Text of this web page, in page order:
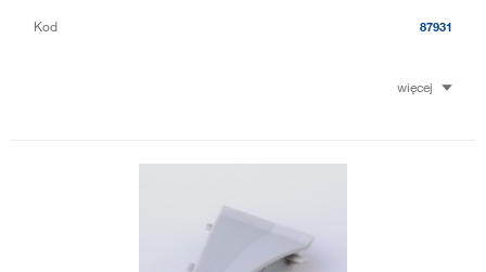
Kod 87931
więcej